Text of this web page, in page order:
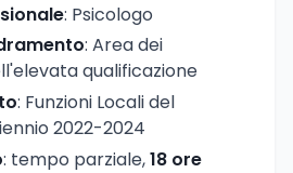
: Psicologo
: Area dei
qualificazione
: Funzioni Locali del
2022-2024
: tempo parziale,18 ore